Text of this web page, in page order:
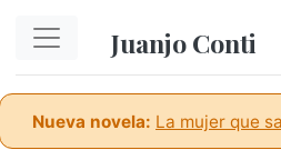
Juanjo Conti
Nueva novela: La mujer que